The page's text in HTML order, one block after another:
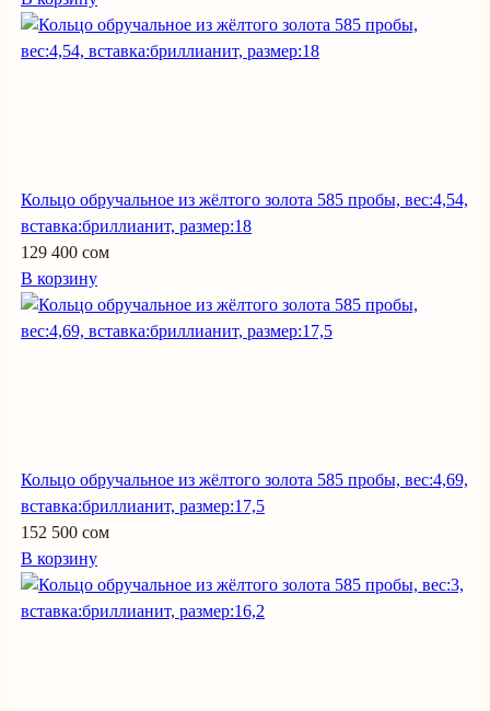
Кольцо обручальное из жёлтого золота 585 пробы, вес:4,54,
вставка:бриллианит, размер:18
129 400 сом
В корзину
Кольцо обручальное из жёлтого золота 585 пробы, вес:4,69,
вставка:бриллианит, размер:17,5
152 500 сом
В корзину